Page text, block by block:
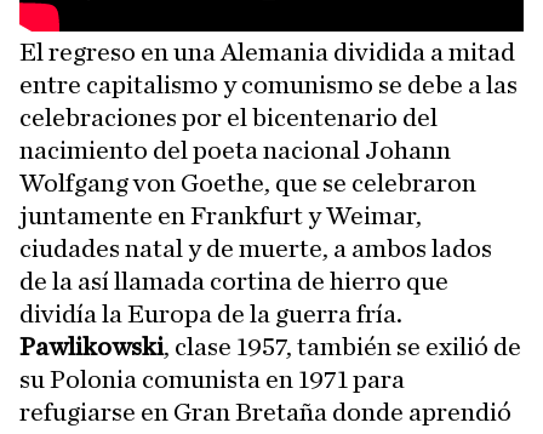
El regreso en una Alemania dividida a mitad
entre capitalismo y comunismo se debe a las
celebraciones por el bicentenario del
nacimiento del poeta nacional Johann
Wolfgang von Goethe, que se celebraron
juntamente en Frankfurt y Weimar,
ciudades natal y de muerte, a ambos lados
de la así llamada cortina de hierro que
dividía la Europa de la guerra fría.
Pawlikowski, clase 1957, también se exilió de
su Polonia comunista en 1971 para
refugiarse en Gran Bretaña donde aprendió